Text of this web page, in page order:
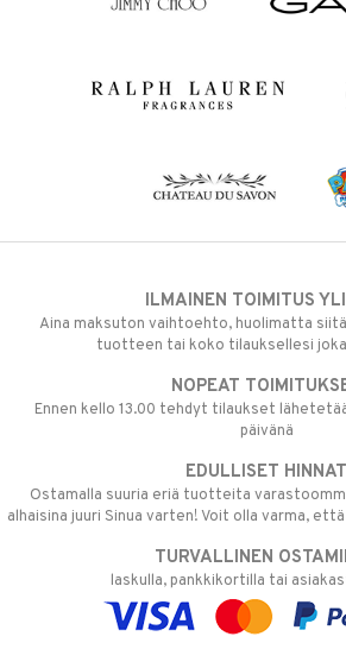
ILMAINEN TOIMITUS
Aina maksuton vaihtoehto, huolimatta
tuotteen tai koko tilauksellesi
NOPEAT
Ennen kello 13.00 tehdyt tilaukset
päivänä
EDULLISET HINNAT
Ostamalla suuria eriä tuotteita
alhaisina juuri Sinua varten! Voit olla varma,
TURVALLINEN
laskulla, pankkikortilla tai